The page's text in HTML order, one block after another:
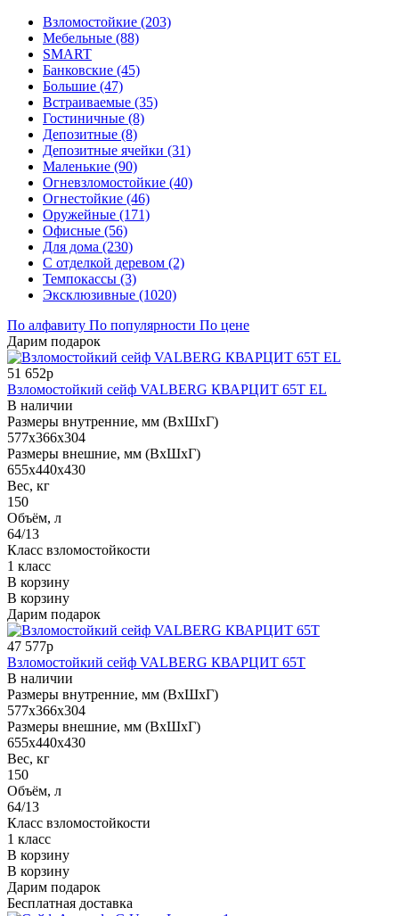
Взломостойкие (203)
Мебельные (88)
SMART
Банковские (45)
Большие (47)
Встраиваемые (35)
Гостиничные (8)
Депозитные (8)
Депозитные ячейки (31)
Маленькие (90)
Огневзломостойкие (40)
Огнестойкие (46)
Оружейные (171)
Офисные (56)
Для дома (230)
С отделкой деревом (2)
Темпокассы (3)
Эксклюзивные (1020)
По алфавиту По популярности По цене
Дарим подарок
51 652р
Взломостойкий сейф VALBERG КВАРЦИТ 65Т EL
В наличии
Размеры внутренние, мм (ВхШхГ)
577x366x304
Размеры внешние, мм (ВхШхГ)
655x440x430
Вес, кг
150
Объём, л
64/13
Класс взломостойкости
1 класс
В корзину
В корзину
Дарим подарок
47 577р
Взломостойкий сейф VALBERG КВАРЦИТ 65Т
В наличии
Размеры внутренние, мм (ВхШхГ)
577x366x304
Размеры внешние, мм (ВхШхГ)
655x440x430
Вес, кг
150
Объём, л
64/13
Класс взломостойкости
1 класс
В корзину
В корзину
Дарим подарок
Бесплатная доставка